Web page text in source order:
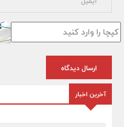
ارسال دیدگاه
آخرین اخبار